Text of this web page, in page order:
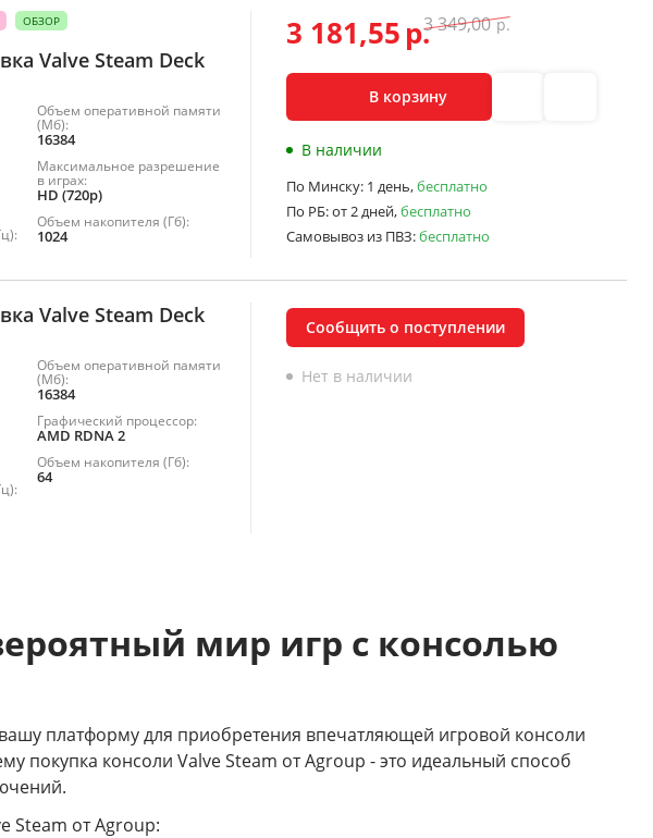
ОБЗОР
Valve Steam Deck
Объем оперативной памяти
(Мб):
16384
Максимальное разрешение
в играх:
HD (720p)
Объем накопителя (Гб):
1024
3 181,55р.3 349,00 р.
В корзину
В наличии
По Минску: 1 день,бесплатно
По РБ:от 2 дней,бесплатно
Самовывоз из ПВЗ:бесплатно
Valve Steam Deck
Объем оперативной памяти
(Мб):
16384
Графический процессор:
AMD RDNA 2
Объем накопителя (Гб):
64
Сообщить о поступлении
Нет в наличии
мир игр с консолью
платформу для приобретения впечатляющей игровой консоли
покупка консоли Valve Steam от Agroup - это идеальный способ
Steam от Agroup: